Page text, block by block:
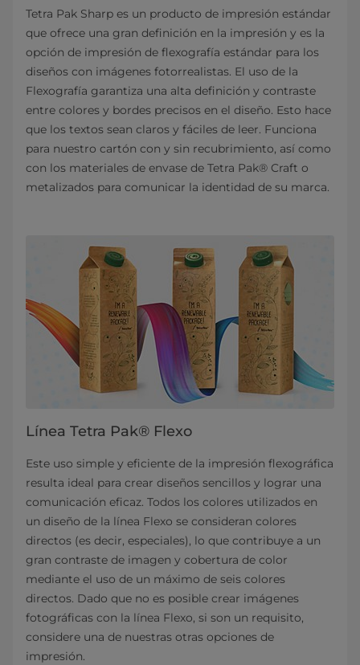
Tetra Pak Sharp es un producto de impresión estándar
que ofrece una gran definición en la impresión y es la
opción de impresión de flexografía estándar para los
diseños con imágenes fotorrealistas. El uso de la
Flexografía garantiza una alta definición y contraste
entre colores y bordes precisos en el diseño. Esto hace
que los textos sean claros y fáciles de leer. Funciona
para nuestro cartón con y sin recubrimiento, así como
con los materiales de envase de Tetra Pak® Craft o
metalizados para comunicar la identidad de su marca.
Línea Tetra Pak® Flexo
Este uso simple y eficiente de la impresión flexográfica
resulta ideal para crear diseños sencillos y lograr una
comunicación eficaz. Todos los colores utilizados en
un diseño de la línea Flexo se consideran colores
directos (es decir, especiales), lo que contribuye a un
gran contraste de imagen y cobertura de color
mediante el uso de un máximo de seis colores
directos. Dado que no es posible crear imágenes
fotográficas con la línea Flexo, si son un requisito,
considere una de nuestras otras opciones de
impresión.